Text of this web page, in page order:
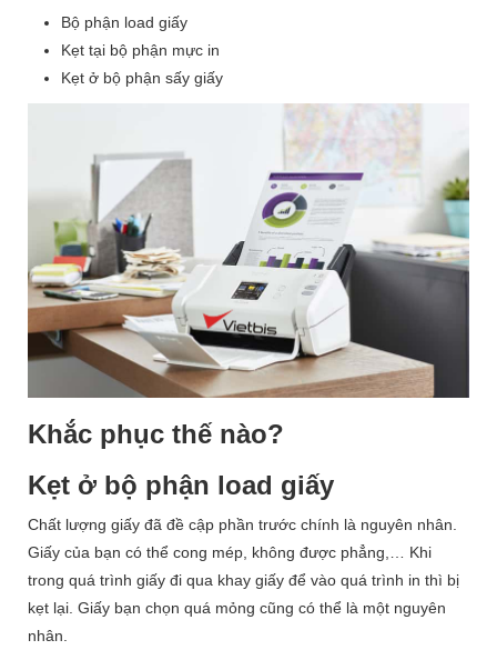
Bộ phận load giấy
Kẹt tại bộ phận mực in
Kẹt ở bộ phận sấy giấy
Khắc phục thế nào?
Kẹt ở bộ phận load giấy
Chất lượng giấy đã đề cập phần trước chính là nguyên nhân.
Giấy của bạn có thể cong mép, không được phẳng,… Khi
trong quá trình giấy đi qua khay giấy để vào quá trình in thì bị
kẹt lại. Giấy bạn chọn quá mỏng cũng có thể là một nguyên
nhân.